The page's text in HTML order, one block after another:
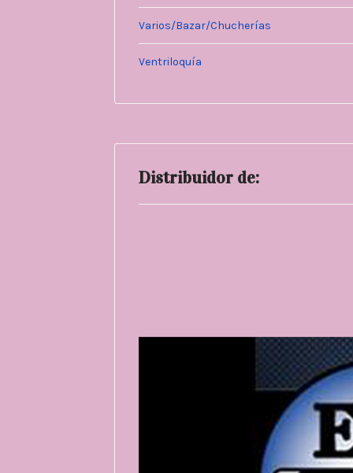
Varios/Bazar/Chucherías
Ventriloquía
Distribuidor de: